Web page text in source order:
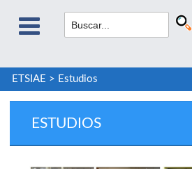
ETSIAE > Estudios
ESTUDIOS